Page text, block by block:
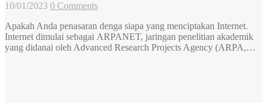
10/01/2023 0 Comments
Apakah Anda penasaran denga siapa yang menciptakan Internet.
Internet dimulai sebagai ARPANET, jaringan penelitian akademik
yang didanai oleh Advanced Research Projects Agency (ARPA,…